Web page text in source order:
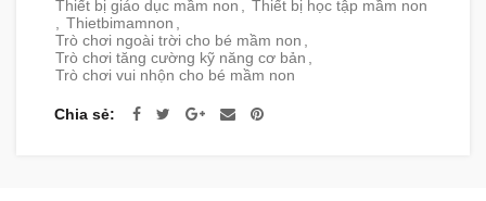
Thiết bị giáo dục mầm non , Thiết bị học tập mầm non
, Thietbimamnon ,
Trò chơi ngoài trời cho bé mầm non ,
Trò chơi tăng cường kỹ năng cơ bản ,
Trò chơi vui nhộn cho bé mầm non
Chia sẻ